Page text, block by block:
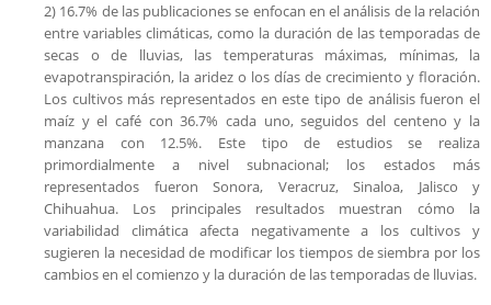
2) 16.7% de las publicaciones se enfocan en el análisis de la relación
entre variables climáticas, como la duración de las temporadas de
secas o de lluvias, las temperaturas máximas, mínimas, la
evapotranspiración, la aridez o los días de crecimiento y floración.
Los cultivos más representados en este tipo de análisis fueron el
maíz y el café con 36.7% cada uno, seguidos del centeno y la
manzana con 12.5%. Este tipo de estudios se realiza
primordialmente a nivel subnacional; los estados más
representados fueron Sonora, Veracruz, Sinaloa, Jalisco y
Chihuahua. Los principales resultados muestran cómo la
variabilidad climática afecta negativamente a los cultivos y
sugieren la necesidad de modificar los tiempos de siembra por los
cambios en el comienzo y la duración de las temporadas de lluvias.